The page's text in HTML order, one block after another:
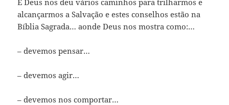
alcançarmos a Salvação e estes conselhos estão na
Bíblia Sagrada… aonde Deus nos mostra como:…
– devemos pensar…
– devemos agir…
– devemos nos comportar…